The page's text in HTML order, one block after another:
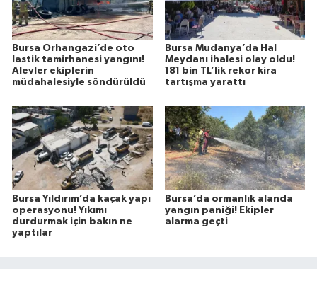
Bursa Orhangazi’de oto
lastik tamirhanesi yangını!
Alevler ekiplerin
müdahalesiyle söndürüldü
Bursa Mudanya’da Hal
Meydanı ihalesi olay oldu!
181 bin TL’lik rekor kira
tartışma yarattı
Bursa Yıldırım’da kaçak yapı
operasyonu! Yıkımı
durdurmak için bakın ne
yaptılar
Bursa’da ormanlık alanda
yangın paniği! Ekipler
alarma geçti